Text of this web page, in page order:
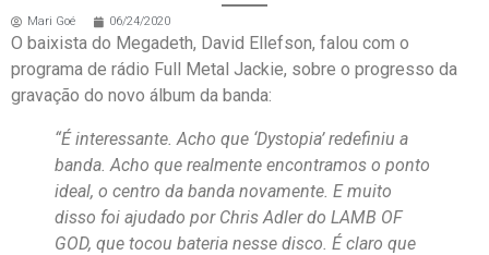
Mari Goé 06/24/2020
O baixista do Megadeth, David Ellefson, falou com o
programa de rádio Full Metal Jackie, sobre o progresso da
gravação do novo álbum da banda:
“É interessante. Acho que ‘Dystopia’ redefiniu a
banda. Acho que realmente encontramos o ponto
ideal, o centro da banda novamente. E muito
disso foi ajudado por Chris Adler do LAMB OF
GOD, que tocou bateria nesse disco. É claro que